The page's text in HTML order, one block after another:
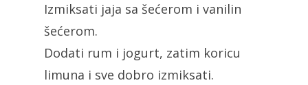
Izmiksati jaja sa šećerom i vanilin
šećerom.
Dodati rum i jogurt, zatim koricu
limuna i sve dobro izmiksati.